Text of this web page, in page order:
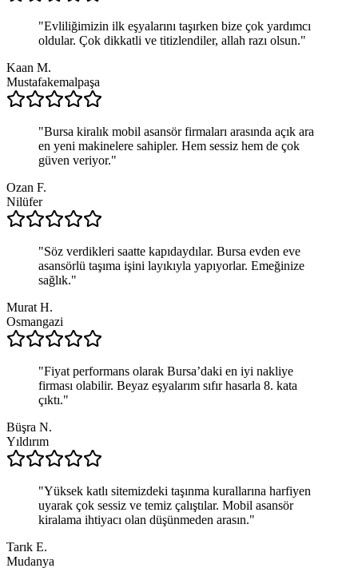
"Evliliğimizin ilk eşyalarını taşırken bize çok yardımcı
oldular. Çok dikkatli ve titizlendiler, allah razı olsun."
Kaan M.
Mustafakemalpaşa
"Bursa kiralık mobil asansör firmaları arasında açık ara
en yeni makinelere sahipler. Hem sessiz hem de çok
güven veriyor."
Ozan F.
Nilüfer
"Söz verdikleri saatte kapıdaydılar. Bursa evden eve
asansörlü taşıma işini layıkıyla yapıyorlar. Emeğinize
sağlık."
Murat H.
Osmangazi
"Fiyat performans olarak Bursa’daki en iyi nakliye
firması olabilir. Beyaz eşyalarım sıfır hasarla 8. kata
çıktı."
Büşra N.
Yıldırım
"Yüksek katlı sitemizdeki taşınma kurallarına harfiyen
uyarak çok sessiz ve temiz çalıştılar. Mobil asansör
kiralama ihtiyacı olan düşünmeden arasın."
Tarık E.
Mudanya